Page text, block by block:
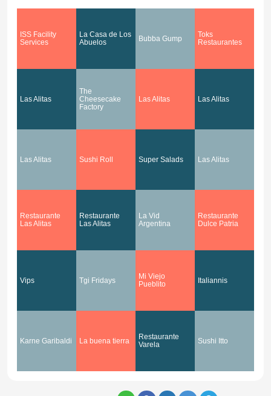
ISS Facility
Services
La Casa de Los
Abuelos
Bubba Gump
Toks
Restaurantes
Las Alitas
The
Cheesecake
Factory
Las Alitas Las Alitas
Las Alitas Sushi Roll Super Salads Las Alitas
Restaurante
Las Alitas
Restaurante
Las Alitas
La Vid
Argentina
Restaurante
Dulce Patria
Vips Tgi Fridays
Mi Viejo
Pueblito
Italiannis
Karne Garibaldi La buena tierra
Restaurante
Varela
Sushi Itto